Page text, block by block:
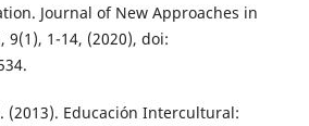
Journal of New Approaches in
9(1), 1-14, (2020), doi:
(2013). Educación Intercultural: